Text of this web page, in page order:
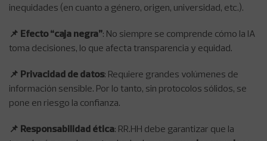
inequidades (en cuanto a género, origen, universidad, etc.).
📌 Efecto “caja negra”: No siempre se comprende cómo la IA
toma decisiones, lo que afecta transparencia y equidad.
📌 Privacidad de datos: Requiere grandes volúmenes de
información sensible. Por lo tanto, sin protocolos sólidos, se
pone en riesgo la confianza.
📌 Responsabilidad ética: RR.HH debe garantizar que la